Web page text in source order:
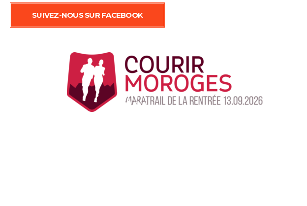
SUIVEZ-NOUS SUR FACEBOOK